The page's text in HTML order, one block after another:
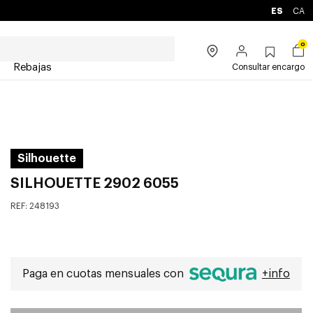
ES CA
Rebajas
0
Consultar encargo
Silhouette
SILHOUETTE 2902 6055
REF: 248193
Paga en cuotas mensuales con +info